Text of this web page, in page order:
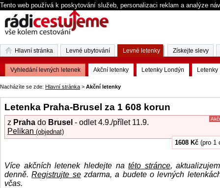
Tento web používá k poskytování služeb, personalizaci reklam a analýze
Nacházíte se zde: Hlavní stránka > Akční letenky
Letenka Praha-Brusel za 1 608 korun
z Praha do Brusel - odlet 4.9./přílet 11.9.
Pelikan (objednat)
1608 Kč (pro 1
Více akčních letenek hledejte natéto stránce,
denně.Registrujte sezdarma, a budete o levných
včas.
Hlavní stránka Levné ubytování Levné letenky
Vyhledání levných letenek Akční letenky Letenky Londýn Letenky
Získejte slevy